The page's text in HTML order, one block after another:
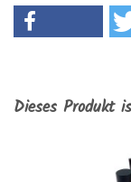
Dieses Produkt